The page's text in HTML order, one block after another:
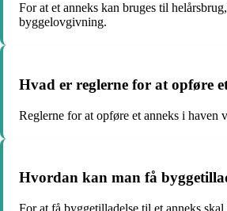
For at et anneks kan bruges til
byggelovgivning.
Hvad er reglerne for at opføre
Reglerne for at opføre et anneks i
Hvordan kan man få